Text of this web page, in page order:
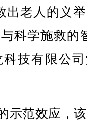
老人的义举
科学施救的
技有限公
范效应，